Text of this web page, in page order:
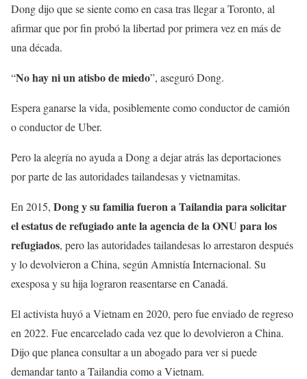
Dong dijo que se siente como en casa tras llegar a Toronto, al
afirmar que por fin probó la libertad por primera vez en más de
una década.
“No hay ni un atisbo de miedo”, aseguró Dong.
Espera ganarse la vida, posiblemente como conductor de camión
o conductor de Uber.
Pero la alegría no ayuda a Dong a dejar atrás las deportaciones
por parte de las autoridades tailandesas y vietnamitas.
En 2015, Dong y su familia fueron a Tailandia para solicitar
el estatus de refugiado ante la agencia de la ONU para los
refugiados, pero las autoridades tailandesas lo arrestaron después
y lo devolvieron a China, según Amnistía Internacional. Su
exesposa y su hija lograron reasentarse en Canadá.
El activista huyó a Vietnam en 2020, pero fue enviado de regreso
en 2022. Fue encarcelado cada vez que lo devolvieron a China.
Dijo que planea consultar a un abogado para ver si puede
demandar tanto a Tailandia como a Vietnam.